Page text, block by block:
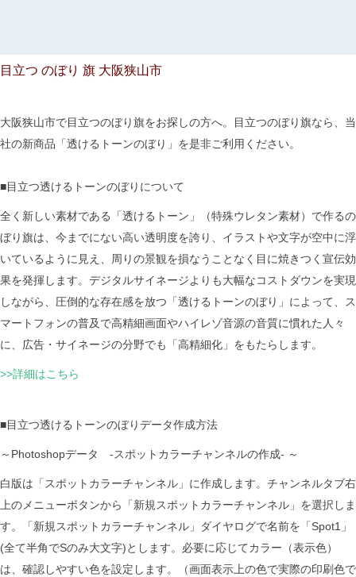
目立つ のぼり 旗 大阪狭山市
大阪狭山市で目立つのぼり旗をお探しの方へ。目立つのぼり旗なら、当
社の新商品「透けるトーンのぼり」を是非ご利用ください。
■目立つ透けるトーンのぼりについて
全く新しい素材である「透けるトーン」（特殊ウレタン素材）で作るの
ぼり旗は、今までにない高い透明度を誇り、イラストや文字が空中に浮
いているように見え、周りの景観を損なうことなく目に焼きつく宣伝効
果を発揮します。デジタルサイネージよりも大幅なコストダウンを実現
しながら、圧倒的な存在感を放つ「透けるトーンのぼり」によって、ス
マートフォンの普及で高精細画面やハイレゾ音源の音質に慣れた人々
に、広告・サイネージの分野でも「高精細化」をもたらします。
>>詳細はこちら
■目立つ透けるトーンのぼりデータ作成方法
～Photoshopデータ -スポットカラーチャンネルの作成- ～
白版は「スポットカラーチャンネル」に作成します。チャンネルタブ右
上のメニューボタンから「新規スポットカラーチャンネル」を選択しま
す。「新規スポットカラーチャンネル」ダイヤログで名前を「Spot1」
(全て半角でSのみ大文字)とします。必要に応じてカラー（表示色）
は、確認しやすい色を設定します。（画面表示上の色で実際の印刷色で